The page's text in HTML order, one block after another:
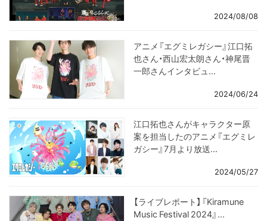
2024/08/08
アニメ『エグミレガシー』江口拓
也さん・西山宏太朗さん・神尾晋
一郎さんインタビュ...
2024/06/24
江口拓也さんがキャラクター原
案を担当したのアニメ『エグミレ
ガシー』7月より放送...
2024/05/27
【ライブレポート】『Kiramune
Music Festival 2024』...